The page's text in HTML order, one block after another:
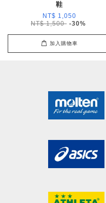
鞋
NT$ 1,050
NT$ 1,500 -30%
加入購物車